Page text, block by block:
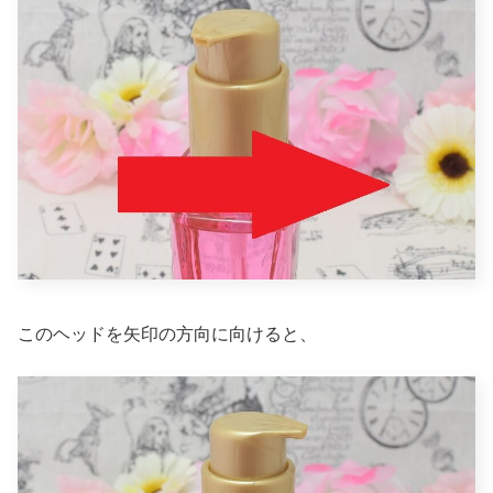
このヘッドを矢印の方向に向けると、